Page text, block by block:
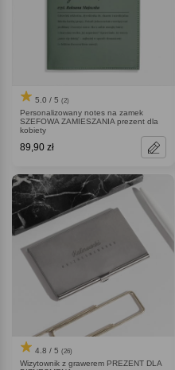
5.0 / 5 (2)
Personalizowany notes na zamek
SZEFOWA ZAMIESZANIA prezent dla
kobiety
89,90 zł
4.8 / 5 (26)
Wizytownik z grawerem PREZENT DLA